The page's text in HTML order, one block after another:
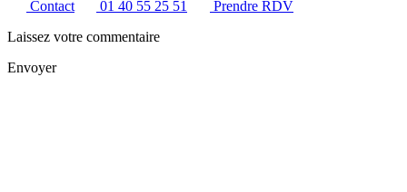
Contact 01 40 55 25 51
Prendre RDV
Laissez votre commentaire
Envoyer